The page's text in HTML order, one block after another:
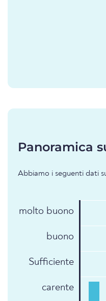
Panoramica
Abbiamo i seguenti dati
molto buono
buono
Sufficiente
carente